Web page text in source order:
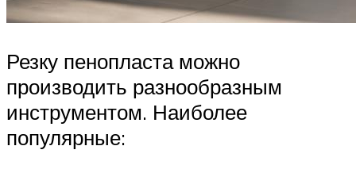
Резку пенопласта можно
производить разнообразным
инструментом. Наиболее
популярные: